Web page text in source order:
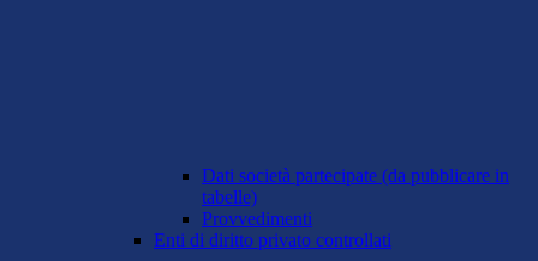
Dati società partecipate (da pubblicare in
tabelle)
Provvedimenti
Enti di diritto privato controllati